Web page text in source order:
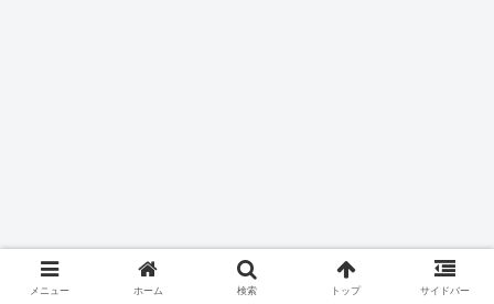
メニュー ホーム 検索 トップ サイドバー